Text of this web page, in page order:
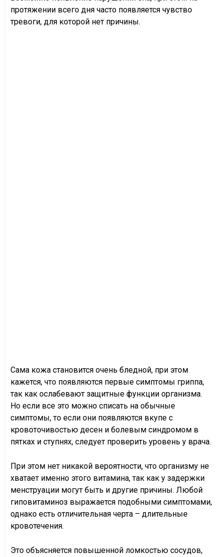
протяжении всего дня часто появляется чувство
тревоги, для которой нет причины.
Сама кожа становится очень бледной, при этом
кажется, что появляются первые симптомы гриппа,
так как ослабевают защитные функции организма.
Но если все это можно списать на обычные
симптомы, то если они появляются вкупе с
кровоточивостью десен и болевым синдромом в
пятках и ступнях, следует проверить уровень у врача.
При этом нет никакой вероятности, что организму не
хватает именно этого витамина, так как у задержки
менструации могут быть и другие причины. Любой
гиповитаминоз выражается подобными симптомами,
однако есть отличительная черта – длительные
кровотечения.
Это объясняется повышенной ломкостью сосудов,